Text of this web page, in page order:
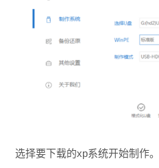
选择要下载的xp系统开始制作。